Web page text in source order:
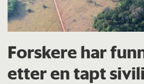
Forskere har
etter en tapt